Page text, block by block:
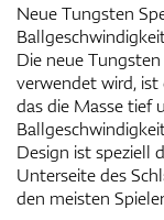
Neue Tungsten
Die neue
verwendet wird, ist
das die Masse tief
Design ist speziell
Unterseite des
den meisten